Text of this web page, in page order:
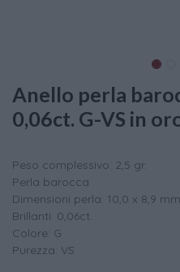
Anello perla
0,06ct. G-VS in
Peso complessivo: 2,5 gr.
Perla barocca
Dimensioni perla: 10,0 x 8,9 mm
Brillanti: 0,06ct.
Colore: G
Purezza: VS